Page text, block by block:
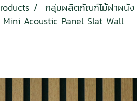
กลุ่มผลิตภัณฑ์ไม้ฝาผนัง
Mini Acoustic Panel Slat Wall